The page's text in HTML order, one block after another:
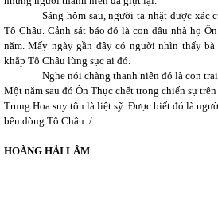
Sáng hôm sau, người ta nhặt được xác
Tô Châu. Cảnh sát báo đó là con dâu nhà họ
năm. Mấy ngày gần đây có người nhìn thấy
khắp Tô Châu lùng sục ai đó.
Nghe nói chàng thanh niên đó là con
Một năm sau đó Ôn Thục chết trong chiến sự
Trung Hoa suy tôn là liệt sỹ. Được biết đó là
bên dòng Tô Châu ./.
HOÀNG HẢI LÂM